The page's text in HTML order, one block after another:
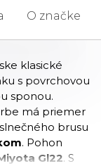
O značke
klasické
s povrchovou
sponou.
má priemer
brusu
. Pohon
Gl22. S